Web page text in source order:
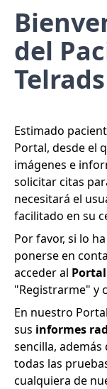
del
Telrads
Estimado
Portal, desde el
imágenes e
solicitar citas
necesitará el
facilitado en su
Por favor, si lo
ponerse en
acceder al
"Registrarme" y
En nuestro
sus informes
sencilla,
todas las
cualquiera de